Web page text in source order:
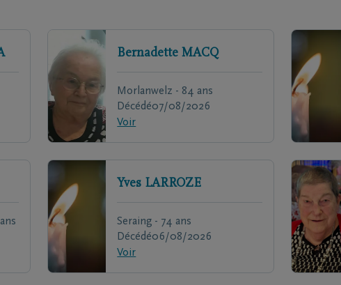
Bernadette MACQ
Morlanwelz - 84 ans
Décédé07/08/2026
Voir
Yves LARROZE
Seraing - 74 ans
Décédé06/08/2026
Voir